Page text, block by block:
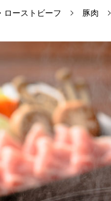
ローストビーフ 豚肉